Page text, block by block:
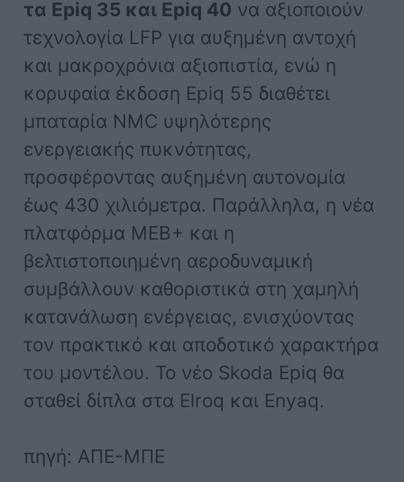
τα Epiq 35 και Epiq 40 να αξιοποιούν
τεχνολογία LFP για αυξημένη αντοχή
και μακροχρόνια αξιοπιστία, ενώ η
κορυφαία έκδοση Epiq 55 διαθέτει
μπαταρία NMC υψηλότερης
ενεργειακής πυκνότητας,
προσφέροντας αυξημένη αυτονομία
έως 430 χιλιόμετρα. Παράλληλα, η νέα
πλατφόρμα MEB+ και η
βελτιστοποιημένη αεροδυναμική
συμβάλλουν καθοριστικά στη χαμηλή
κατανάλωση ενέργειας, ενισχύοντας
τον πρακτικό και αποδοτικό χαρακτήρα
του μοντέλου. Το νέο Skoda Epiq θα
σταθεί δίπλα στα Elroq και Enyaq.
πηγή: ΑΠΕ-ΜΠΕ